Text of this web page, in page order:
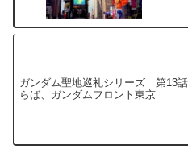
ガンダム聖地巡礼シリーズ 第13
らば、ガンダムフロント東京